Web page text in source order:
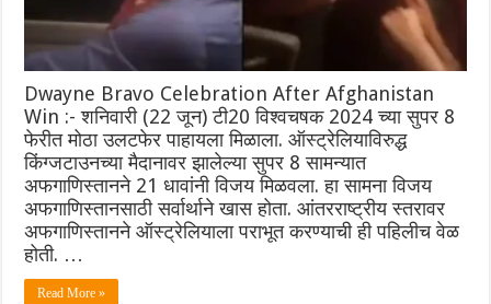
Dwayne Bravo Celebration After Afghanistan
Win :- शनिवारी (22 जून) टी20 विश्वचषक 2024 च्या सुपर 8
फेरीत मोठा उलटफेर पाहायला मिळाला. ऑस्ट्रेलियाविरुद्ध
किंग्जटाउनच्या मैदानावर झालेल्या सुपर 8 सामन्यात
अफगाणिस्तानने 21 धावांनी विजय मिळवला. हा सामना विजय
अफगाणिस्तानसाठी सर्वार्थाने खास होता. आंतरराष्ट्रीय स्तरावर
अफगाणिस्तानने ऑस्ट्रेलियाला पराभूत करण्याची ही पहिलीच वेळ
होती. …
Read More »